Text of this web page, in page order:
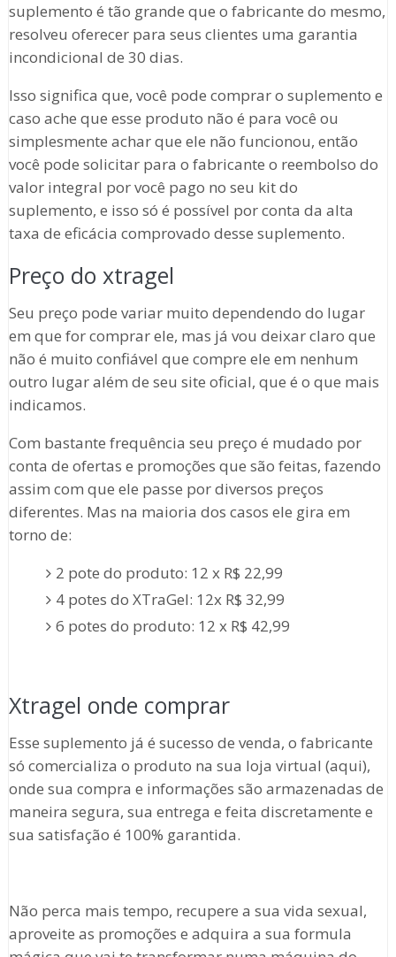
suplemento é tão grande que o fabricante do mesmo,
resolveu oferecer para seus clientes uma garantia
incondicional de 30 dias.
Isso significa que, você pode comprar o suplemento e
caso ache que esse produto não é para você ou
simplesmente achar que ele não funcionou, então
você pode solicitar para o fabricante o reembolso do
valor integral por você pago no seu kit do
suplemento, e isso só é possível por conta da alta
taxa de eficácia comprovado desse suplemento.
Preço do xtragel
Seu preço pode variar muito dependendo do lugar
em que for comprar ele, mas já vou deixar claro que
não é muito confiável que compre ele em nenhum
outro lugar além de seu site oficial, que é o que mais
indicamos.
Com bastante frequência seu preço é mudado por
conta de ofertas e promoções que são feitas, fazendo
assim com que ele passe por diversos preços
diferentes. Mas na maioria dos casos ele gira em
torno de:
2 pote do produto: 12 x R$ 22,99
4 potes do XTraGel: 12x R$ 32,99
6 potes do produto: 12 x R$ 42,99
Xtragel onde comprar
Esse suplemento já é sucesso de venda, o fabricante
só comercializa o produto na sua loja virtual (aqui),
onde sua compra e informações são armazenadas de
maneira segura, sua entrega e feita discretamente e
sua satisfação é 100% garantida.
Não perca mais tempo, recupere a sua vida sexual,
aproveite as promoções e adquira a sua formula